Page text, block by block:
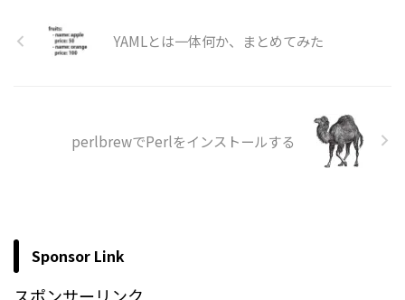
YAMLとは一体何か、まとめてみた
perlbrewでPerlをインストールする
Sponsor Link
スポンサーリンク